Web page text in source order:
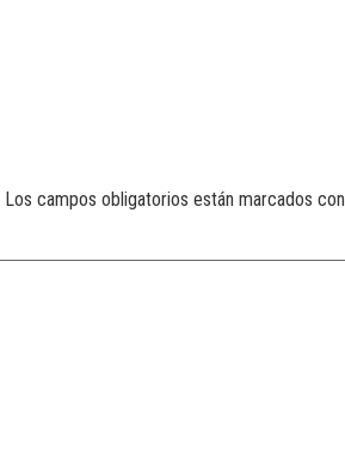
Los campos obligatorios están marcados con